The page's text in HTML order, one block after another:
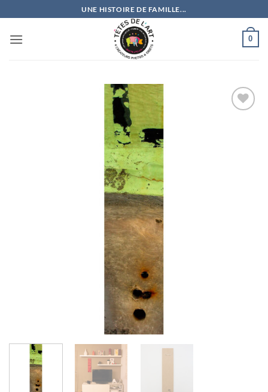
au
contenu
UNE HISTOIRE DE FAMILLE...
0